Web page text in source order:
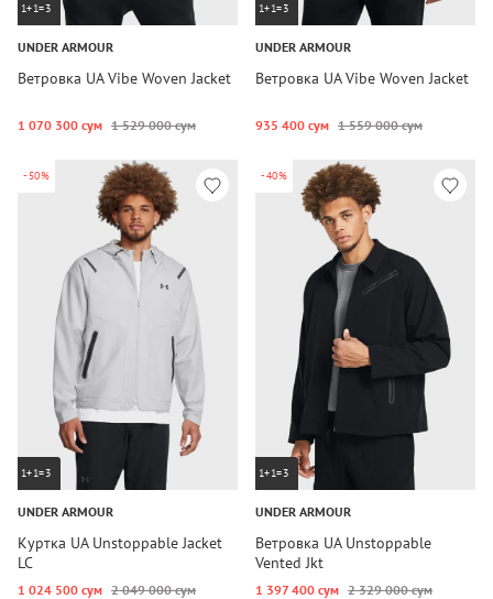
1+1=3
UNDER ARMOUR
Ветровка UA Vibe Woven Jacket
1 070 300 сум 1 529 000 сум
1+1=3
UNDER ARMOUR
Ветровка UA Vibe Woven Jacket
935 400 сум 1 559 000 сум
-50%
1+1=3
UNDER ARMOUR
Куртка UA Unstoppable Jacket
LC
1 024 500 сум 2 049 000 сум
-40%
1+1=3
UNDER ARMOUR
Ветровка UA Unstoppable
Vented Jkt
1 397 400 сум 2 329 000 сум